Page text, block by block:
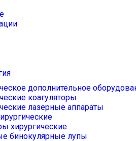
дополнительное
коагуляторы
лазерные аппараты
хирургические
бинокулярные лупы